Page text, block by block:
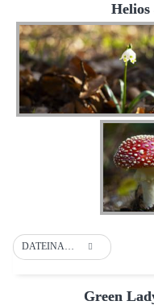
Helios
Green